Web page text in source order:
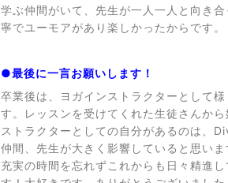
学ぶ仲間がいて、先生が一人一人と向き
寧でユーモアがあり楽しかったからです。
●最後に一言お願いします！
卒業後は、ヨガインストラクターとして
す。レッスンを受けてくれた生徒さんか
ストラクターとしての自分があるのは、
仲間、先生が大きく影響していると思い
充実の時間を忘れずこれからも日々精進